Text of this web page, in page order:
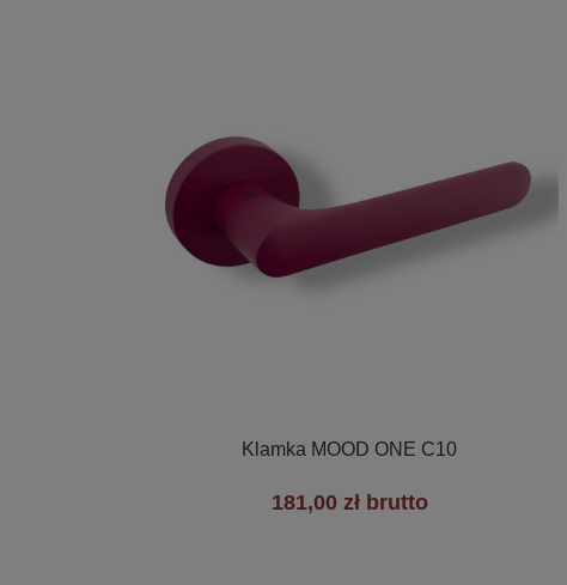
Szybki podgląd
Klamka MOOD ONE C10
181,00 zł brutto